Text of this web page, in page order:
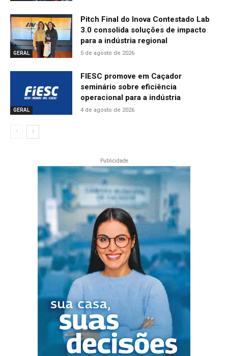
GERAL
Pitch Final do Inova Contestado Lab
3.0 consolida soluções de impacto
para a indústria regional
5 de agosto de 2026
GERAL
FIESC promove em Caçador
seminário sobre eficiência
operacional para a indústria
4 de agosto de 2026
Publicidade